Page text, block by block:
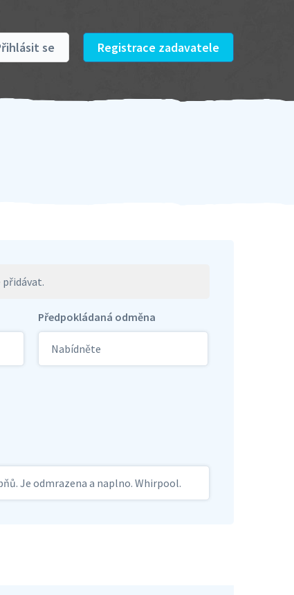
se Registrace zadavatele
přidávat.
Předpokládaná odměna
Nabídněte
Je odmrazena a naplno. Whirpool.